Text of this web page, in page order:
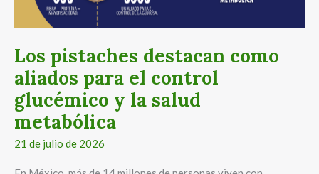
Los pistaches destacan como
aliados para el control
glucémico y la salud
metabólica
21 de julio de 2026
aliados
control
glucémico
la
salud
metabólica